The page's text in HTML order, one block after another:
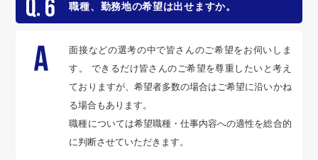
職種、勤務地の希望は出せますか。
面接などの選考の中で皆さんのご希望をお伺いしま
す。 できるだけ皆さんのご希望を尊重したいと考え
ておりますが、希望者多数の場合はご希望に沿いかね
る場合もあります。
職種については希望職種・仕事内容への適性を総合的
に判断させていただきます。